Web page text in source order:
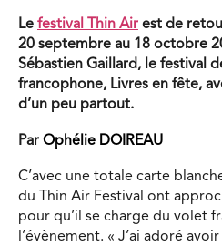
Le festival Thin Air est de
20 septembre au 18 octobre
Sébastien Gaillard, le festival
francophone, Livres en fête,
d’un peu partout.
Par Ophélie DOIREAU
C’avec une totale carte
du Thin Air Festival ont
pour qu’il se charge du volet
l’évènement. « J’ai adoré